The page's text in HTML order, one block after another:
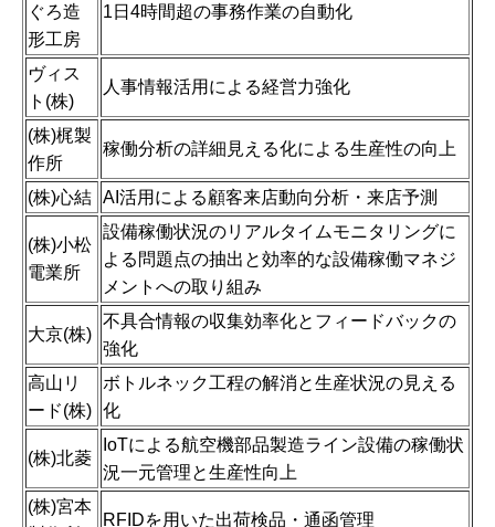
ぐろ造
形工房
1日4時間超の事務作業の自動化
ヴィス
ト(株)
人事情報活用による経営力強化
(株)梶製
作所
稼働分析の詳細見える化による生産性の向上
(株)心結 AI活用による顧客来店動向分析・来店予測
(株)小松
電業所
設備稼働状況のリアルタイムモニタリングに
よる問題点の抽出と効率的な設備稼働マネジ
メントへの取り組み
大京(株)
不具合情報の収集効率化とフィードバックの
強化
高山リ
ード(株)
ボトルネック工程の解消と生産状況の見える
化
(株)北菱
IoTによる航空機部品製造ライン設備の稼働状
況一元管理と生産性向上
(株)宮本
RFIDを用いた出荷検品・通函管理